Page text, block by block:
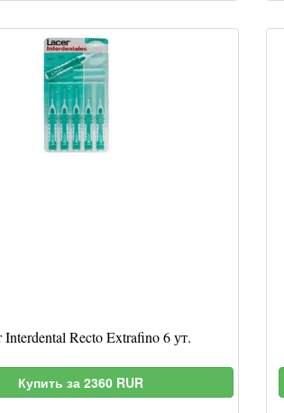
Interdental Recto Extrafino 6 ут.
Купить за 2360 RUR